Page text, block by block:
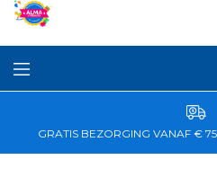
GRATIS BEZORGING VANAF €